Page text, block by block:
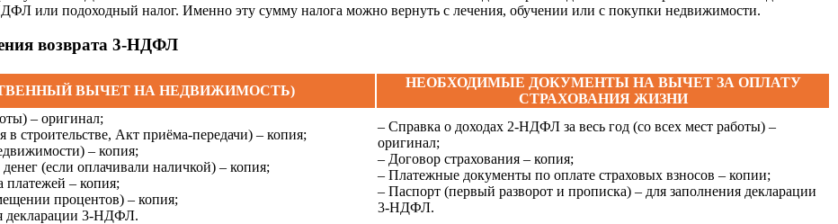
или подоходный налог. Именно эту сумму налога можно вернуть с лечения, обучении или с покупки недвижимости.
возврата 3-НДФЛ
ВЫЧЕТ НА НЕДВИЖИМОСТЬ)
НЕОБХОДИМЫЕ ДОКУМЕНТЫ НА ВЫЧЕТ ЗА ОПЛАТУ
СТРАХОВАНИЯ ЖИЗНИ
– оригинал;
строительстве, Акт приёма-передачи) – копия;
– копия;
(если оплачивали наличкой) – копия;
платежей – копия;
процентов) – копия;
декларации 3-НДФЛ.
– Справка о доходах 2-НДФЛ за весь год (со всех мест работы) –
оригинал;
– Договор страхования – копия;
– Платежные документы по оплате страховых взносов – копии;
– Паспорт (первый разворот и прописка) – для заполнения декларации
3-НДФЛ.